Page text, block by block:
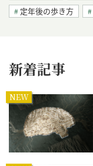
定年後の歩き方
新着記事
NEW